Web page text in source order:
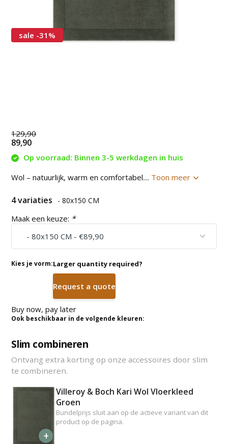
sale -31%
129,90
89,90
Op voorraad: Binnen 3-5 werkdagen in huis
Wol – natuurlijk, warm en comfortabel.... Toon meer
4 variaties - 80x150 CM
Maak een keuze: *
Kies je vorm:Larger quantity required?
Request a quote
Buy now, pay later
Ook beschikbaar in de volgende kleuren:
Slim combineren
Ontvang extra korting op onze accessoires door slim
te combineren.
+
Villeroy & Boch Kari Wol Vloerkleed
Groen
Bundelprijs sluit aan op de actieve variant van dit
product op de pagina.